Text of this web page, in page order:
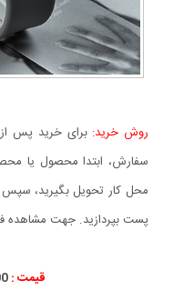
روش خرید: برای خرید پس
سفارش، ابتدا محصول یا
محل کار تحویل بگیرید، سپس
پست بپردازید. جهت مشاهده
قیمت :